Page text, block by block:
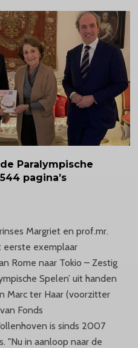
Paralympische
pagina’s
Margriet en prof.mr.
eerste exemplaar
Rome naar Tokio – Zestig
Spelen’ uit handen
Marc ter Haar (voorzitter
Fonds
is sinds 2007
"Nu in aanloop naar de